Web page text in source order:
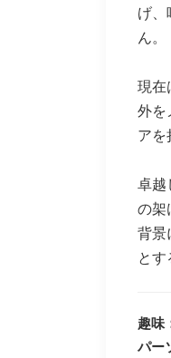
げ
ん。
現在
外を
アを
卓越
の架
背景
と
趣味
パー